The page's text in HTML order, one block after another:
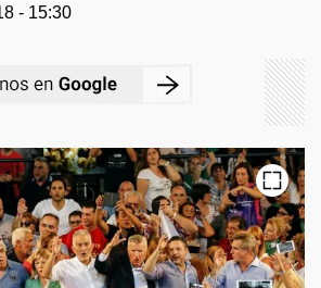
- 15:30